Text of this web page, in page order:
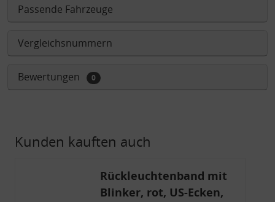
Passende Fahrzeuge
Vergleichsnummern
Bewertungen 0
Kunden kauften auch
Rückleuchtenband mit
Blinker, rot, US-Ecken,